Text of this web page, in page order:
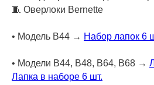
🧵 Оверлоки Bernette
• Модель B44 → Набор лапок 6
• Модели B44, B48, B64, B68 →
Лапка в наборе 6 шт.